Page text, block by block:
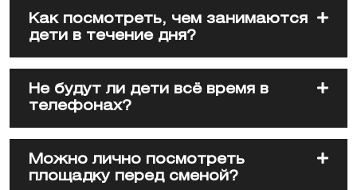
Как посмотреть, чем занимаются
дети в течение дня?
Не будут ли дети всё время в
телефонах?
Можно лично посмотреть
площадку перед сменой?